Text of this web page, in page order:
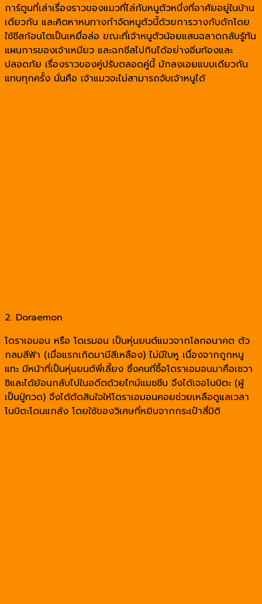
การ์ตูนที่เล่าเรื่องราวของแมวที่ไล่กับหนูตัวหนึ่งที่อาศัยอยู่ในบ้าน
เดียวกัน และคิดหาหนทางกำจัดหนูตัวนี้ด้วยการวางกับดักโดย
ใช้ชีสก้อนโตเป็นเหยื่อล่อ ขณะที่เจ้าหนูตัวน้อยแสนฉลาดกลับรู้ทัน
แผนการของเจ้าเหมียว และฉกชีสไปกินได้อย่างอิ่มท้องและ
ปลอดภัย เรื่องราวของคู่ปรับตลอดคู่นี้ มักลงเอยแบบเดียวกัน
แทบทุกครั้ง นั่นคือ เจ้าแมวจะไม่สามารถจับเจ้าหนูได้
2. Doraemon
โดราเอมอน หรือ โดเรมอน เป็นหุ่นยนต์แมวจากโลกอนาคต ตัว
กลมสีฟ้า (เมื่อแรกเกิดมามีสีเหลือง) ไม่มีใบหู เนื่องจากถูกหนู
แทะ มีหน้าที่เป็นหุ่นยนต์พี่เลี้ยง ซึ่งคนที่ซื้อโดราเอมอนมาคือเซวา
ชิและได้ย้อนกลับไปในอดีตด้วยไทม์แมชชีน จึงได้เจอโนบิตะ (ผู้
เป็นปู่ทวด) จึงได้ตัดสินใจให้โดราเอมอนคอยช่วยเหลือดูแลเวลา
โนบิตะโดนแกล้ง โดยใช้ของวิเศษที่หยิบจากกระเป๋าสี่มิติ